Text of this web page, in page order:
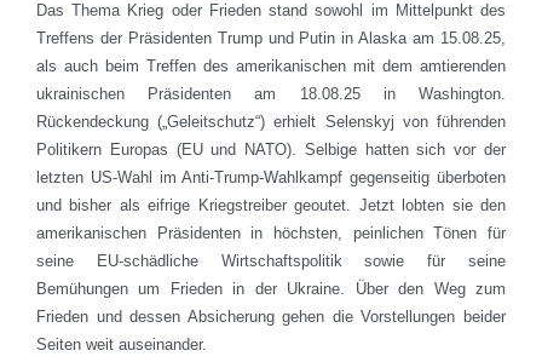
Das Thema Krieg oder Frieden stand sowohl im Mittelpunkt des
Treffens der Präsidenten Trump und Putin in Alaska am 15.08.25,
als auch beim Treffen des amerikanischen mit dem amtierenden
ukrainischen Präsidenten am 18.08.25 in Washington.
Rückendeckung („Geleitschutz“) erhielt Selenskyj von führenden
Politikern Europas (EU und NATO). Selbige hatten sich vor der
letzten US-Wahl im Anti-Trump-Wahlkampf gegenseitig überboten
und bisher als eifrige Kriegstreiber geoutet. Jetzt lobten sie den
amerikanischen Präsidenten in höchsten, peinlichen Tönen für
seine EU-schädliche Wirtschaftspolitik sowie für seine
Bemühungen um Frieden in der Ukraine. Über den Weg zum
Frieden und dessen Absicherung gehen die Vorstellungen beider
Seiten weit auseinander.